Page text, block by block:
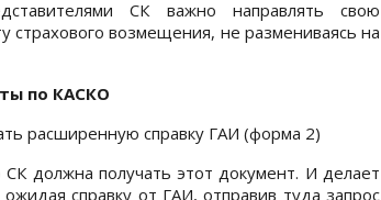
СК важно направлять свою
страхового возмещения, не размениваясь на
по КАСКО
расширенную справку ГАИ (форма 2)
должна получать этот документ. И делает
справку от ГАИ, отправив туда запрос